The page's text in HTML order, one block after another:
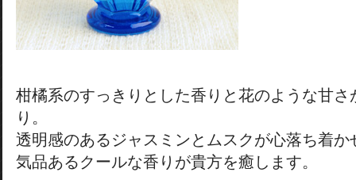
柑橘系のすっきりとした香りと花のような甘さ
り。
透明感のあるジャスミンとムスクが心落ち着か
気品あるクールな香りが貴方を癒します。